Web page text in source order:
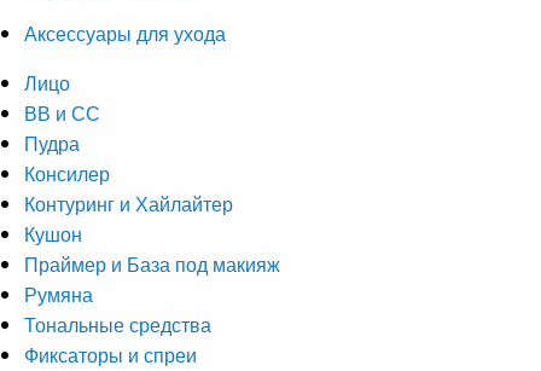
Аксессуары для ухода
Лицо
ВВ и СС
Пудра
Консилер
Контуринг и Хайлайтер
Кушон
Праймер и База под макияж
Румяна
Тональные средства
Фиксаторы и спреи